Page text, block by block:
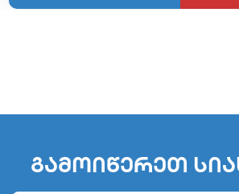
გამოიწერეთ